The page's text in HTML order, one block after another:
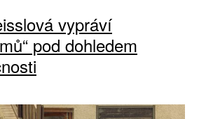
vypráví
pod dohledem